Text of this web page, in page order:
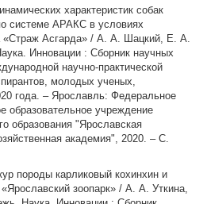
характеристик собак
системе АРАКС в условиях
«Страж Асгарда» / А. А. Шацкий, Е. А.
Инновации : Сборник научных
научно-практической
молодых ученых,
года. – Ярославль: Федеральное
образовательное учреждение
образования "Ярославская
академия", 2020. – С.
породы карликовый кохинхин и
зоопарк» / А. А. Уткина,